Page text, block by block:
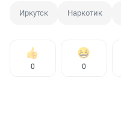
Иркутск Наркотик
0 0